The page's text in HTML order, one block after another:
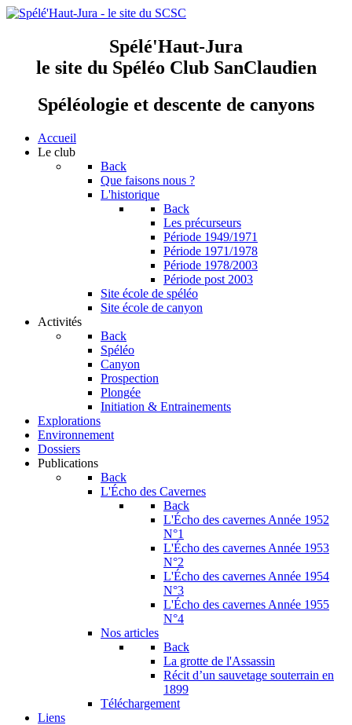
Spélé'Haut-Jura
le site du Spéléo Club SanClaudien
Spéléologie et descente de canyons
Accueil
Le club
Back
Que faisons nous ?
L'historique
Back
Les précurseurs
Période 1949/1971
Période 1971/1978
Période 1978/2003
Période post 2003
Site école de spéléo
Site école de canyon
Activités
Back
Spéléo
Canyon
Prospection
Plongée
Initiation & Entrainements
Explorations
Environnement
Dossiers
Publications
Back
L'Écho des Cavernes
Back
L'Écho des cavernes Année 1952
N°1
L'Écho des cavernes Année 1953
N°2
L'Écho des cavernes Année 1954
N°3
L'Écho des cavernes Année 1955
N°4
Nos articles
Back
La grotte de l'Assassin
Récit d’un sauvetage souterrain en
1899
Téléchargement
Liens